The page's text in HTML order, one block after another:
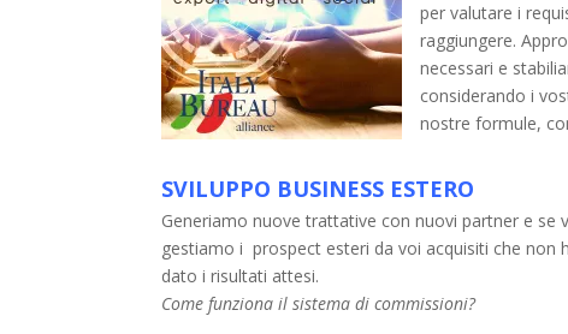
per valutare i
raggiungere.
necessari e
considerando i
nostre formule,
SVILUPPO BUSINESS ESTERO
Generiamo nuove trattative con nuovi partner e se
gestiamo i prospect esteri da voi acquisiti che non
dato i risultati attesi.
Come funziona il sistema di commissioni?